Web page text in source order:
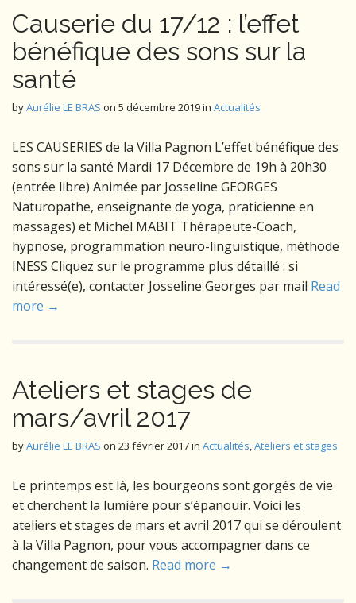
Causerie du 17/12 : l’effet
bénéfique des sons sur la
santé
byAurélie LE BRAS on 5 décembre 2019in Actualités
LES CAUSERIES de la Villa Pagnon L’effet bénéfique des
sons sur la santé Mardi 17 Décembre de 19h à 20h30
(entrée libre) Animée par Josseline GEORGES
Naturopathe, enseignante de yoga, praticienne en
massages) et Michel MABIT Thérapeute-Coach,
hypnose, programmation neuro-linguistique, méthode
INESS Cliquez sur le programme plus détaillé : si
intéressé(e), contacter Josseline Georges par mail Read
more →
Ateliers et stages de
mars/avril 2017
byAurélie LE BRAS on 23 février 2017in Actualités,Ateliers et stages
Le printemps est là, les bourgeons sont gorgés de vie
et cherchent la lumière pour s’épanouir. Voici les
ateliers et stages de mars et avril 2017 qui se déroulent
à la Villa Pagnon, pour vous accompagner dans ce
changement de saison. Read more →